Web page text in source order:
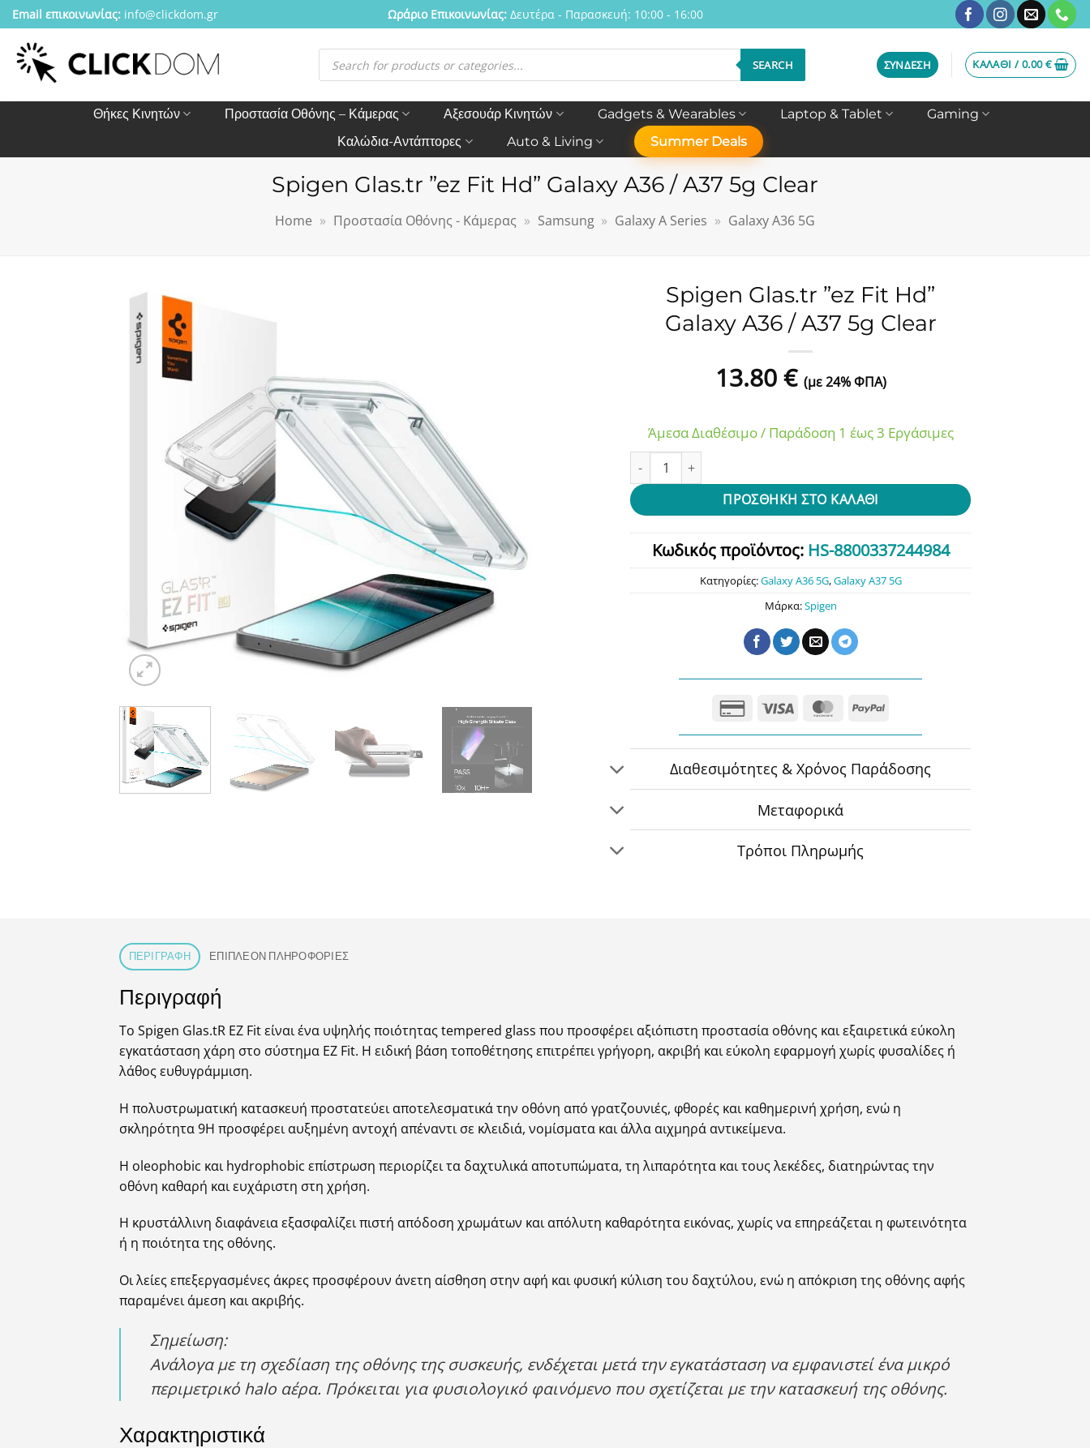
Μετάβαση
στο
περιεχόμενο
Email επικοινωνίας: info@clickdom.gr Ωράριο Eπικοινωνίας:Δευτέρα - Παρασκευή: 10:00 - 16:00
Αναζήτηση
προϊόντων SEARCH ΣΎΝΔΕΣΗ ΚΑΛΆΘΙ /0.00€
Θήκες Κινητών Προστασία Οθόνης – Κάμερας Αξεσουάρ Κινητών Gadgets & Wearables Laptop & Tablet
Gaming
Καλώδια-Αντάπτορες
Auto & Living Summer Deals
Spigen Glas.tr ”ez Fit Hd” Galaxy A36 / A37 5g Clear
Home » Προστασία Οθόνης - Κάμερας » Samsung » Galaxy A Series » Galaxy A36 5G
Spigen Glas.tr ”ez Fit Hd”
Galaxy A36 / A37 5g Clear
13.80€ (με 24% ΦΠΑ)
Άμεσα Διαθέσιμο / Παράδοση 1 έως 3 Εργάσιμες
Spigen Glas.tr ”ez Fit Hd” Galaxy A36 / A37 5g Clear ποσότητα
ΠΡΟΣΘΉΚΗ ΣΤΟ ΚΑΛΆΘΙ
Κωδικός προϊόντος: HS-8800337244984
Κατηγορίες:Galaxy A36 5G,Galaxy A37 5G
Μάρκα:Spigen
Credit
2
Visa MasterCard
PayPal
Διαθεσιμότητες & Χρόνος Παράδοσης
Μεταφορικά
Τρόποι Πληρωμής
ΠΕΡΙΓΡΑΦΉ ΕΠΙΠΛΈΟΝ ΠΛΗΡΟΦΟΡΊΕΣ
Περιγραφή
Το Spigen Glas.tR EZ Fit είναι ένα υψηλής ποιότητας tempered glass που προσφέρει αξιόπιστη προστασία οθόνης και εξαιρετικά εύκολη
εγκατάσταση χάρη στο σύστημα EZ Fit. Η ειδική βάση τοποθέτησης επιτρέπει γρήγορη, ακριβή και εύκολη εφαρμογή χωρίς φυσαλίδες ή
λάθος ευθυγράμμιση.
Η πολυστρωματική κατασκευή προστατεύει αποτελεσματικά την οθόνη από γρατζουνιές, φθορές και καθημερινή χρήση, ενώ η
σκληρότητα 9H προσφέρει αυξημένη αντοχή απέναντι σε κλειδιά, νομίσματα και άλλα αιχμηρά αντικείμενα.
Η oleophobic και hydrophobic επίστρωση περιορίζει τα δαχτυλικά αποτυπώματα, τη λιπαρότητα και τους λεκέδες, διατηρώντας την
οθόνη καθαρή και ευχάριστη στη χρήση.
Η κρυστάλλινη διαφάνεια εξασφαλίζει πιστή απόδοση χρωμάτων και απόλυτη καθαρότητα εικόνας, χωρίς να επηρεάζεται η φωτεινότητα
ή η ποιότητα της οθόνης.
Οι λείες επεξεργασμένες άκρες προσφέρουν άνετη αίσθηση στην αφή και φυσική κύλιση του δαχτύλου, ενώ η απόκριση της οθόνης αφής
παραμένει άμεση και ακριβής.
Σημείωση:
Ανάλογα με τη σχεδίαση της οθόνης της συσκευής, ενδέχεται μετά την εγκατάσταση να εμφανιστεί ένα μικρό
περιμετρικό halo αέρα. Πρόκειται για φυσιολογικό φαινόμενο που σχετίζεται με την κατασκευή της οθόνης.
Χαρακτηριστικά